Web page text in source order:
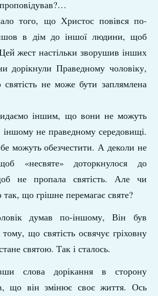
того, що Христос повівся по-
в дім до іншої людини, щоб
жест настільки зворушив інших
дорікнули Праведному чоловіку,
не може бути заплямлена
іншим, що вони не можуть
не праведному середовищі.
можуть обезчестити. А деколи не
«несвяте» доторкнулося до
не пропала святість. Але чи
так, що грішне перемагає святе?
думав по-іншому, Він був
що святість освячує гріховну
святою. Так і сталось.
слова дорікання в сторону
що він змінює своє життя. Ось